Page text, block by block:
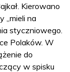
Kierowano
„mieli na
styczniowego.
Polaków. W
do
w spisku